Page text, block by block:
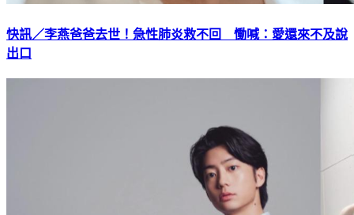
快訊／李燕爸爸去世！急性肺炎救不回 慟喊：愛還來不及說
出口